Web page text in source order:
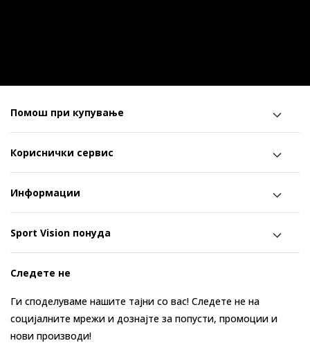
Помош при купување
Кориснички сервис
Информации
Sport Vision понуда
Следете не
Ги споделуваме нашите тајни со вас! Следете не на
социјалните мрежи и дознајте за попусти, промоции и
нови производи!